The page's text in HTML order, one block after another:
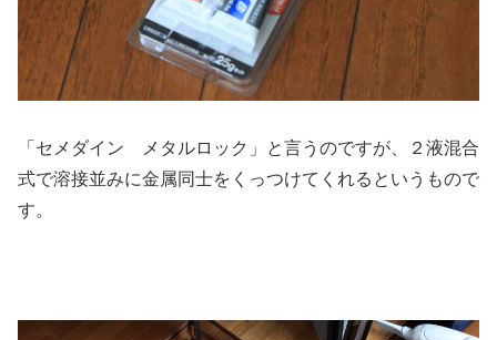
「セメダイン メタルロック」と言うのですが、２液混合
式で溶接並みに金属同士をくっつけてくれるというもので
す。